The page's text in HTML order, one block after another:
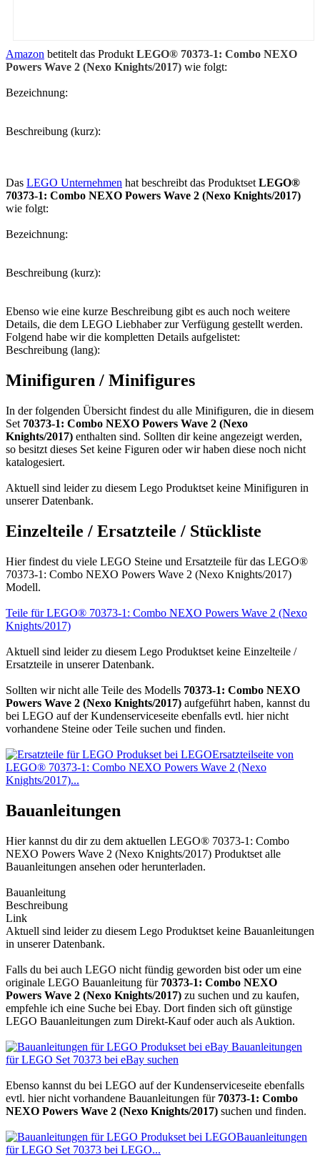
Amazon betitelt das Produkt LEGO® 70373-1: Combo NEXO
Powers Wave 2 (Nexo Knights/2017) wie folgt:
Bezeichnung:
Beschreibung (kurz):
Das LEGO Unternehmen hat beschreibt das Produktset LEGO®
70373-1: Combo NEXO Powers Wave 2 (Nexo Knights/2017)
wie folgt:
Bezeichnung:
Beschreibung (kurz):
Ebenso wie eine kurze Beschreibung gibt es auch noch weitere
Details, die dem LEGO Liebhaber zur Verfügung gestellt werden.
Folgend habe wir die kompletten Details aufgelistet:
Beschreibung (lang):
Minifiguren / Minifigures
In der folgenden Übersicht findest du alle Minifiguren, die in diesem
Set 70373-1: Combo NEXO Powers Wave 2 (Nexo
Knights/2017) enthalten sind. Sollten dir keine angezeigt werden,
so besitzt dieses Set keine Figuren oder wir haben diese noch nicht
katalogesiert.
Aktuell sind leider zu diesem Lego Produktset keine Minifiguren in
unserer Datenbank.
Einzelteile / Ersatzteile / Stückliste
Hier findest du viele LEGO Steine und Ersatzteile für das LEGO®
70373-1: Combo NEXO Powers Wave 2 (Nexo Knights/2017)
Modell.
Teile für LEGO® 70373-1: Combo NEXO Powers Wave 2 (Nexo
Knights/2017)
Aktuell sind leider zu diesem Lego Produktset keine Einzelteile /
Ersatzteile in unserer Datenbank.
Sollten wir nicht alle Teile des Modells 70373-1: Combo NEXO
Powers Wave 2 (Nexo Knights/2017) aufgeführt haben, kannst du
bei LEGO auf der Kundenserviceseite ebenfalls evtl. hier nicht
vorhandene Steine oder Teile suchen und finden.
Ersatzteilseite von
LEGO® 70373-1: Combo NEXO Powers Wave 2 (Nexo
Knights/2017)...
Bauanleitungen
Hier kannst du dir zu dem aktuellen LEGO® 70373-1: Combo
NEXO Powers Wave 2 (Nexo Knights/2017) Produktset alle
Bauanleitungen ansehen oder herunterladen.
Bauanleitung
Beschreibung
Link
Aktuell sind leider zu diesem Lego Produktset keine Bauanleitungen
in unserer Datenbank.
Falls du bei auch LEGO nicht fündig geworden bist oder um eine
originale LEGO Bauanleitung für 70373-1: Combo NEXO
Powers Wave 2 (Nexo Knights/2017) zu suchen und zu kaufen,
empfehle ich eine Suche bei Ebay. Dort finden sich oft günstige
LEGO Bauanleitungen zum Direkt-Kauf oder auch als Auktion.
Bauanleitungen
für LEGO Set 70373 bei eBay suchen
Ebenso kannst du bei LEGO auf der Kundenserviceseite ebenfalls
evtl. hier nicht vorhandene Bauanleitungen für 70373-1: Combo
NEXO Powers Wave 2 (Nexo Knights/2017) suchen und finden.
Bauanleitungen
für LEGO Set 70373 bei LEGO...